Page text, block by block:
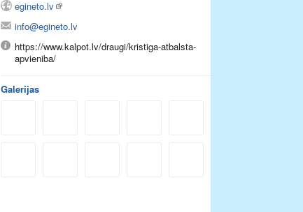
egineto.lv
info@egineto.lv
https://www.kalpot.lv/draugi/kristiga-atbalsta-
apvieniba/
Galerijas